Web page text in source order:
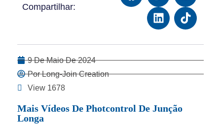
Compartilhar:
9 De Maio De 2024
Por Long-Join Creation
View 1678
Mais Vídeos De Photcontrol De Junção
Longa